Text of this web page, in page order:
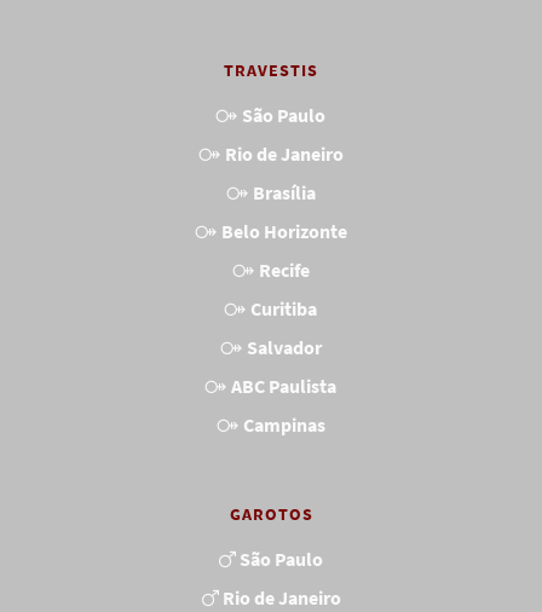
TRAVESTIS
São Paulo
Rio de Janeiro
Brasília
Belo Horizonte
Recife
Curitiba
Salvador
ABC Paulista
Campinas
GAROTOS
São Paulo
Rio de Janeiro